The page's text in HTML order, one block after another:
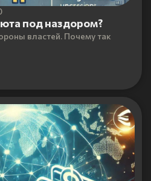
под наздором?
властей. Почему так